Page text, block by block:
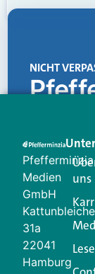
NICHT
Creator für
Ihren
Login.
Jetzt
Pfefferminzia
Medien
GmbH
Kattunbleiche
31a
22041
Hamburg
uns